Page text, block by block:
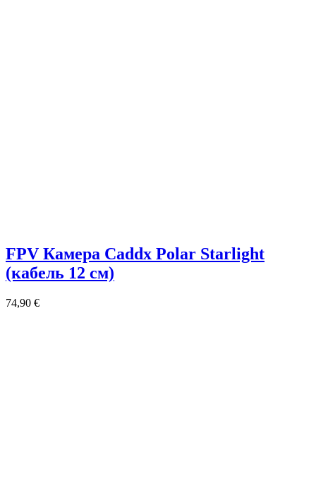
FPV Камера Caddx Polar Starlight
(кабель 12 см)
74,90 €